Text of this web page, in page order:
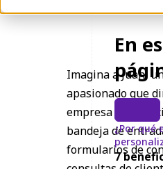
Imagina a Juan,
apasionado que
empresa de
bandeja de
formularios de
En
¿Por qué
leads o
7